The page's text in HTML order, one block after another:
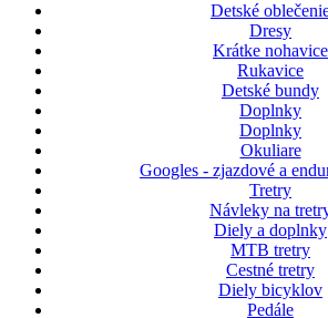
Detské
Dresy
Krátke nohavice
Rukavice
Detské bundy
Doplnky
Doplnky
Okuliare
Googles - zjazdové a
Tretry
Návleky na
Diely a doplnky
MTB tretry
Cestné tretry
Diely bicyklov
Pedále